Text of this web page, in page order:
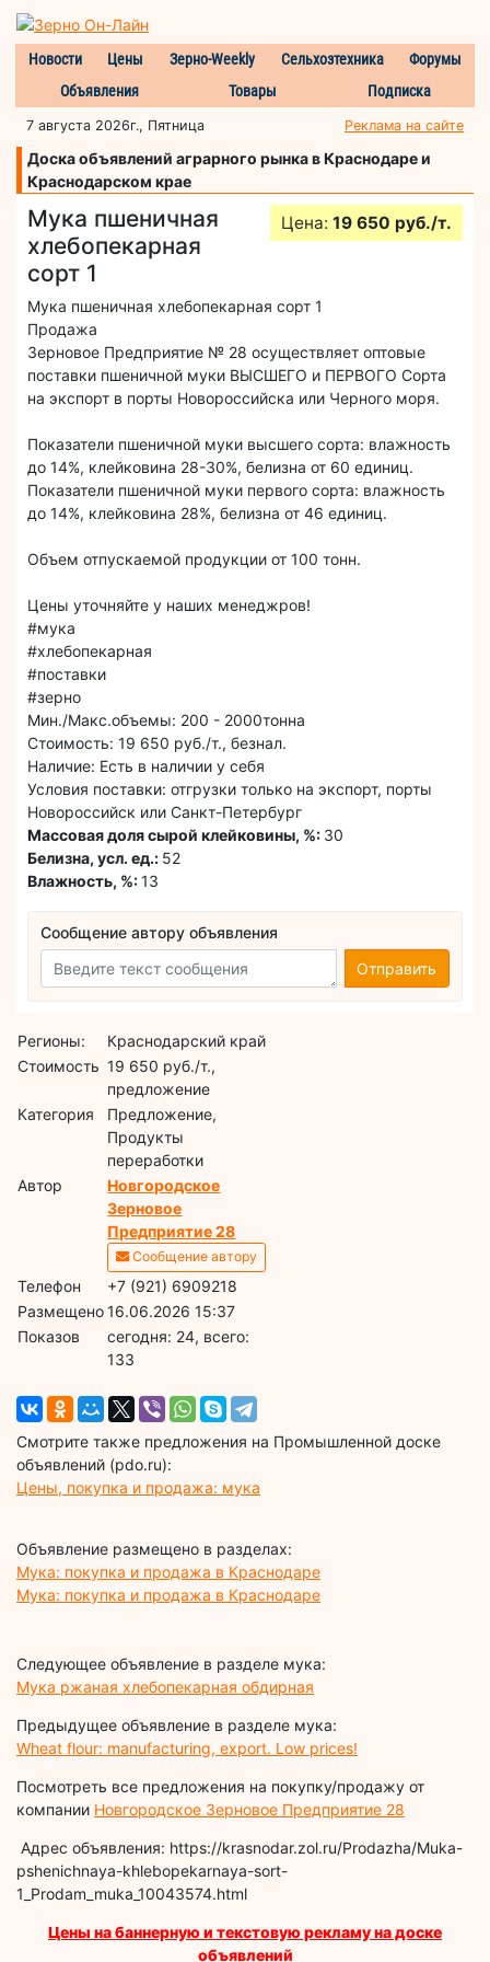
Новости Цены Зерно-Weekly Сельхозтехника
Форумы
Объявления
Товары Подписка
7 августа 2026г., Пятница Реклама на сайте
Доска объявлений аграрного рынка в Краснодаре и
Краснодарском крае
Мука пшеничная
хлебопекарная
сорт 1
Цена: 19 650 руб./т.
Мука пшеничная хлебопекарная сорт 1
Продажа
Зерновое Предприятие № 28 осуществляет оптовые
поставки пшеничной муки ВЫСШЕГО и ПЕРВОГО Сорта
на экспорт в порты Новороссийска или Черного моря.
Показатели пшеничной муки высшего сорта: влажность
до 14%, клейковина 28-30%, белизна от 60 единиц.
Показатели пшеничной муки первого сорта: влажность
до 14%, клейковина 28%, белизна от 46 единиц.
Объем отпускаемой продукции от 100 тонн.
Цены уточняйте у наших менеджров!
#мука
#хлебопекарная
#поставки
#зерно
Мин./Макс.объемы: 200 - 2000тонна
Стоимость: 19 650 руб./т., безнал.
Наличие: Есть в наличии у себя
Условия поставки: отгрузки только на экспорт, порты
Новороссийск или Санкт-Петербург
Массовая доля сырой клейковины, %: 30
Белизна, усл. ед.: 52
Влажность, %:13
Сообщение автору объявления
Отправить
Регионы:
Краснодарский край
Стоимость 19 650 руб./т.,
предложение
Категория
Предложение,
Продукты
переработки
Автор
Новгородское
Зерновое
Предприятие 28
Сообщение автору
Телефон
+7 (921) 6909218
Размещено16.06.2026 15:37
Показов
cегодня: 24, всего:
133
Смотрите также предложения на Промышленной доске
объявлений (pdo.ru):
Цены, покупка и продажа: мука
Объявление размещено в разделах:
Мука: покупка и продажа в Краснодаре
Мука: покупка и продажа в Краснодаре
Следующее объявление в разделе мука:
Мука ржаная хлебопекарная обдирная
Предыдущее объявление в разделе мука:
Wheat flour: manufacturing, export. Low prices!
Посмотреть все предложения на покупку/продажу от
компании Новгородское Зерновое Предприятие 28
Адрес объявления: https://krasnodar.zol.ru/Prodazha/Muka-
pshenichnaya-khlebopekarnaya-sort-
1_Prodam_muka_10043574.html
Цены на баннерную и текстовую рекламу на доске
объявлений